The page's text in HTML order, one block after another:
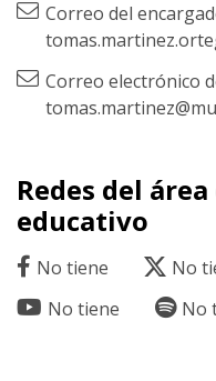
Correo del
Correo electrónico
Redes del
educativo
No tiene No
No tiene No